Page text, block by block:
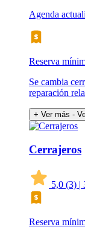
Agenda
Reserva
Se cambia
reparación
+ Ver más -
Cerrajeros
5,0 (3) |
Reserva